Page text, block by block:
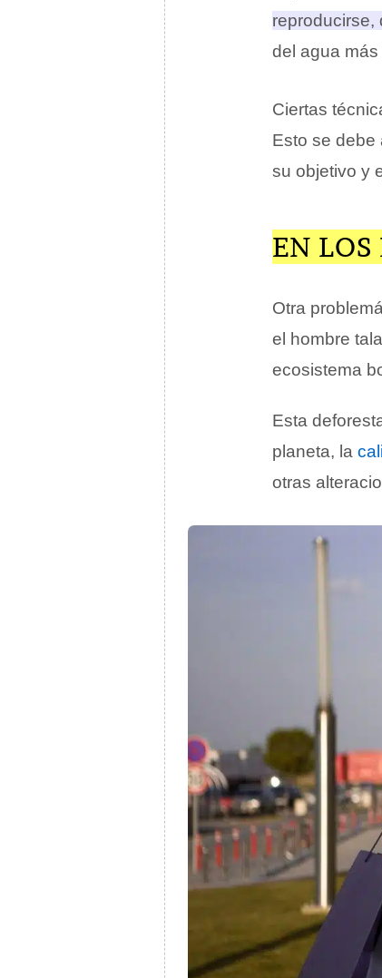
reproducirse,
del agua
Ciertas
Esto se debe
su objetivo y
EN LOS
Otra
el hombre
ecosistema
Esta
planeta, la
otras